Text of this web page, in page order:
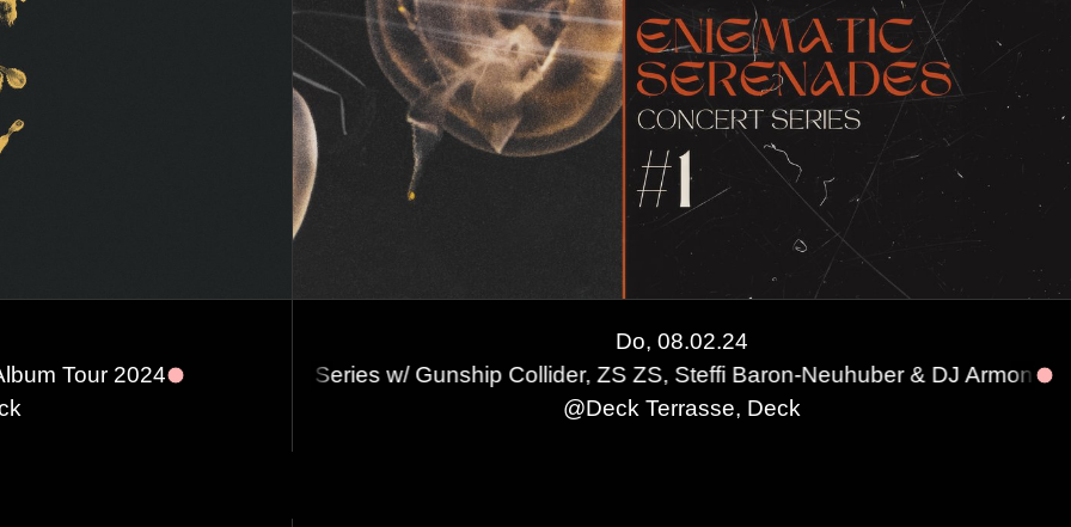
Tour 2024
Do, 08.02.24
#1 Concert Series w/ Gunship Collider, ZS ZS, Steffi Baron-Neuhuber & DJ Armonia
Enigmatic
@Deck Terrasse, Deck